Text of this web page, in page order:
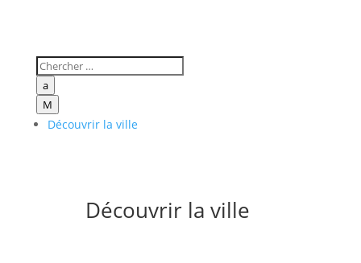
a
M
Découvrir la ville
Découvrir la ville